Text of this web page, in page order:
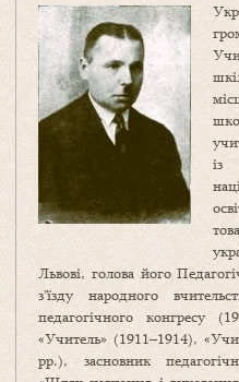
із
Львові, голова його
з’їзду народного
педагогічного конгресу
«Учитель» (1911–1914),
рр.), засновник